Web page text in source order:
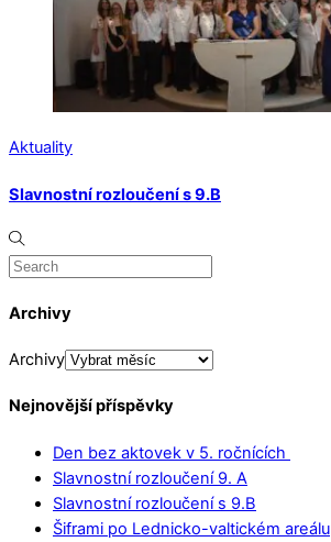
Aktuality
Slavnostní rozloučení s 9.B
Archivy
Archivy
Nejnovější příspěvky
Den bez aktovek v 5. ročnících
Slavnostní rozloučení 9. A
Slavnostní rozloučení s 9.B
Šiframi po Lednicko-valtickém areálu